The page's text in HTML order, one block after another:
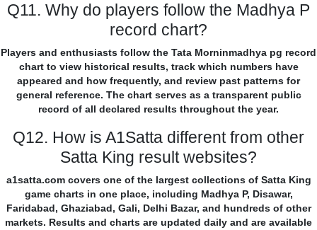
Q11. Why do players follow the Madhya P
record chart?
Players and enthusiasts follow the Tata Morninmadhya pg record
chart to view historical results, track which numbers have
appeared and how frequently, and review past patterns for
general reference. The chart serves as a transparent public
record of all declared results throughout the year.
Q12. How is A1Satta different from other
Satta King result websites?
a1satta.com covers one of the largest collections of Satta King
game charts in one place, including Madhya P, Disawar,
Faridabad, Ghaziabad, Gali, Delhi Bazar, and hundreds of other
markets. Results and charts are updated daily and are available